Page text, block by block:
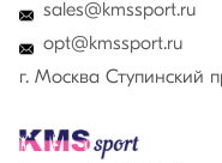
sales@kmssport.ru
opt@kmssport.ru
г. Москва Ступинский